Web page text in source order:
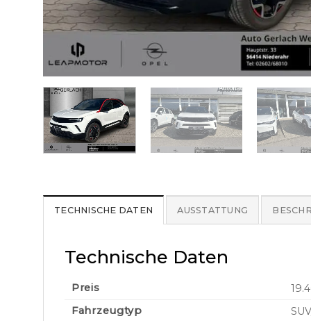
TECHNISCHE DATEN AUSSTATTUNG
Technische Daten
Preis
Fahrzeugtyp